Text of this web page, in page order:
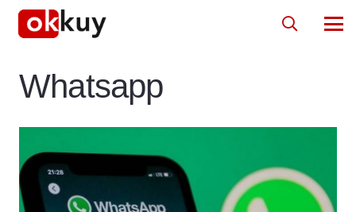
Whatsapp